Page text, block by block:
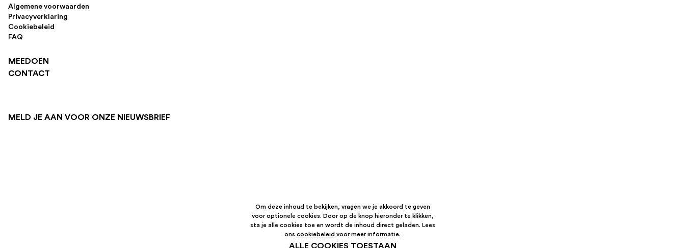
Algemene voorwaarden
Privacyverklaring
Cookiebeleid
FAQ
MEEDOEN
CONTACT
MELD JE AAN VOOR ONZE NIEUWSBRIEF
Om deze inhoud te bekijken, vragen we je akkoord te geven
voor optionele cookies. Door op de knop hieronder te klikken,
sta je alle cookies toe en wordt de inhoud direct geladen. Lees
ons cookiebeleid voor meer informatie.
ALLE COOKIES TOESTAAN